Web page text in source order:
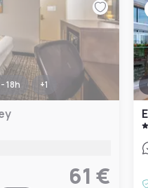
18h +1
61 €